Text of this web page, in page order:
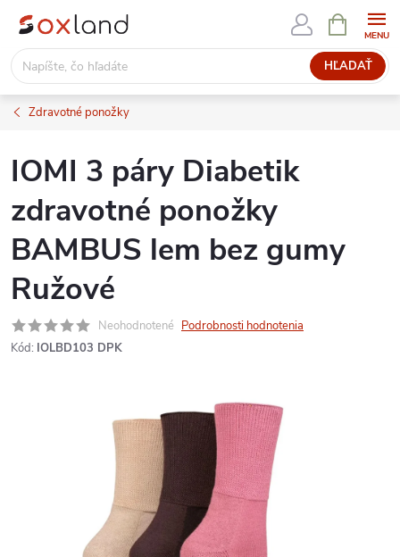
Prejsť
obsah
HĽADAŤ
KOŠÍK
Zdravotné ponožky
IOMI 3 páry Diabetik
zdravotné ponožky
BAMBUS lem bez gumy
Ružové
Neohodnotené Podrobnosti hodnotenia
Kód: IOLBD103 DPK